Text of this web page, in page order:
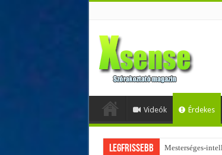
Videók Érdekes
Legfrissebb Az övtáskák